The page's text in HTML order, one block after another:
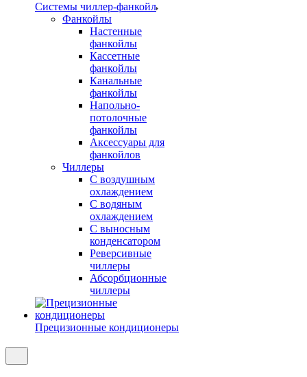
Системы чиллер-фанкойл
Фанкойлы
Настенные
фанкойлы
Кассетные
фанкойлы
Канальные
фанкойлы
Напольно-
потолочные
фанкойлы
Аксессуары для
фанкойлов
Чиллеры
С воздушным
охлаждением
С водяным
охлаждением
С выносным
конденсатором
Реверсивные
чиллеры
Абсорбционные
чиллеры
Прецизионные кондиционеры